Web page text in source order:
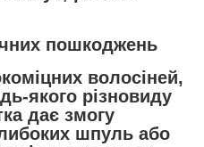
пошкоджень
волосіней,
якого різновиду
дає змогу
шпуль або